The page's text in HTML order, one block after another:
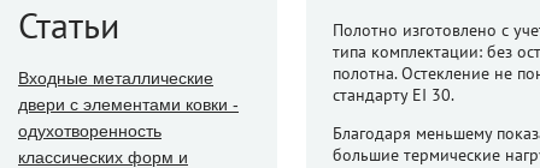
Статьи
Входные металлические
двери с элементами ковки -
одухотворенность
классических форм и
Полотно изготовлено с
типа комплектации: без
полотна. Остекление не
стандарту EI 30.
Благодаря меньшему
большие термические